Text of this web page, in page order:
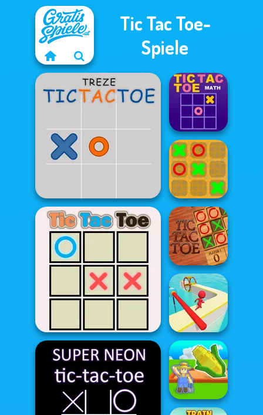
Tic Tac Toe-
Spiele
Treze Tic Tac Toe
Tic Tac Toe 4 Player
Tic Tac Toe Math
XOX Tic Tac Toe
TicTacToe
Fun Race 3D